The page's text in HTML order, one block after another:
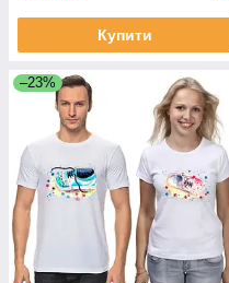
Купити
–23%